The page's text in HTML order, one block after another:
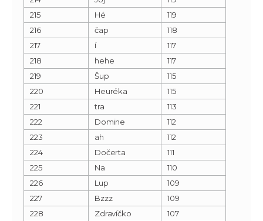
215
Hé
119
216
čap
118
217
í
117
218
hehe
117
219
Šup
115
220
Heuréka
115
221
tra
113
222
Domine
112
223
ah
112
224
Dočerta
111
225
Na
110
226
Lup
109
227
Bzzz
109
228
Zdravíčko
107